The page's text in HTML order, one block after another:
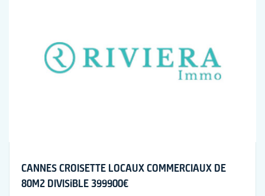
CANNES CROISETTE LOCAUX COMMERCIAUX DE
80M2 DIVISiBLE 399900€